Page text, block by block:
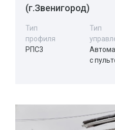
(г.Звенигород)
Тип
профиля
Тип
РПС3
с